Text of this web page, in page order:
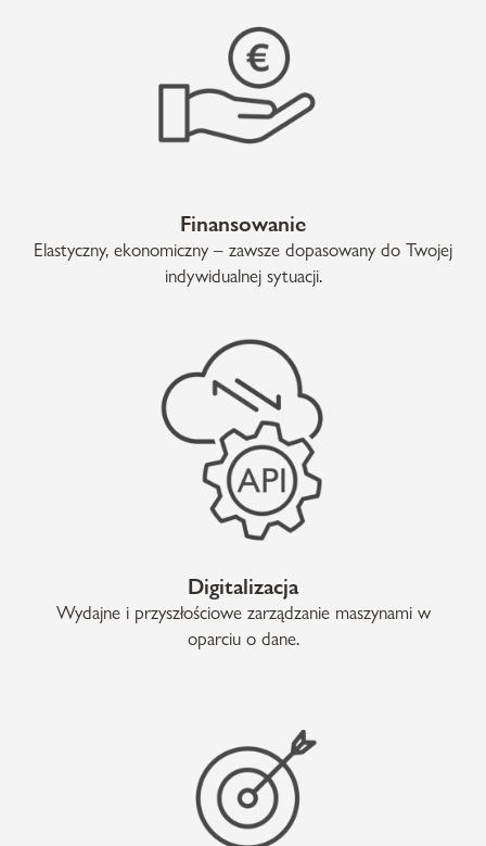
Finansowanie
Elastyczny, ekonomiczny – zawsze dopasowany do Twojej
indywidualnej sytuacji.
Digitalizacja
Wydajne i przyszłościowe zarządzanie maszynami w
oparciu o dane.